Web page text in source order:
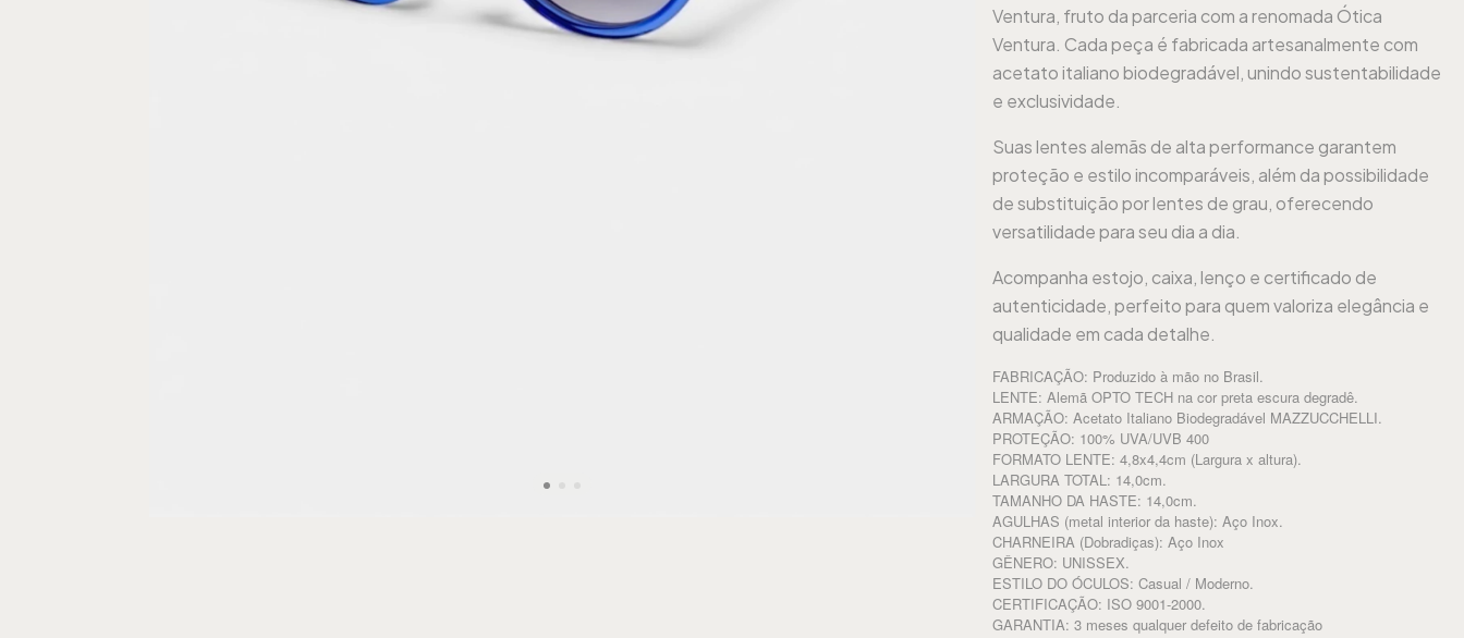
Ventura, fruto da parceria com a renomada Ótica
Ventura. Cada peça é fabricada artesanalmente com
acetato italiano biodegradável, unindo sustentabilidade
e exclusividade.
Suas lentes alemãs de alta performance garantem
proteção e estilo incomparáveis, além da possibilidade
de substituição por lentes de grau, oferecendo
versatilidade para seu dia a dia.
Acompanha estojo, caixa, lenço e certificado de
autenticidade, perfeito para quem valoriza elegância e
qualidade em cada detalhe.
FABRICAÇÃO: Produzido à mão no Brasil.
LENTE: Alemã OPTO TECH na cor preta escura degradê.
ARMAÇÃO: Acetato Italiano Biodegradável MAZZUCCHELLI.
PROTEÇÃO: 100% UVA/UVB 400
FORMATO LENTE: 4,8x4,4cm (Largura x altura).
LARGURA TOTAL: 14,0cm.
TAMANHO DA HASTE: 14,0cm.
AGULHAS (metal interior da haste): Aço Inox.
CHARNEIRA (Dobradiças): Aço Inox
GÊNERO: UNISSEX.
ESTILO DO ÓCULOS: Casual / Moderno.
CERTIFICAÇÃO: ISO 9001-2000.
GARANTIA: 3 meses qualquer defeito de fabricação